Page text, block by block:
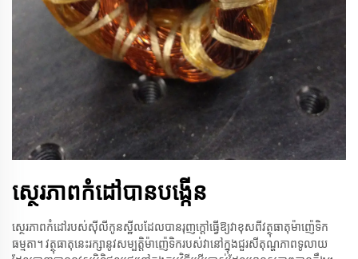
ស្ថេរភាពកំដៅបានបង្កើន
ស្ថេរភាព​កំដៅ​របស់​ស៊ីលីកូន​ស្ឋីល​ដែល​បាន​រុញ​ក្តៅ​ធ្វើ​ឱ្យ​វា​ខុស​ពី​វត្ថុធាតុ​ម៉ាញ៉េទិក​
ធម្មតា។ វត្ថុធាតុនេះ​រក្សានូវ​សម្បត្តិ​ម៉ាញ៉េទិក​របស់វា​នៅ​ក្នុង​ជួរ​សីតុណ្ហភាព​ទូលាយ